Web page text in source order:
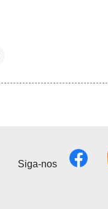
Siga-nos